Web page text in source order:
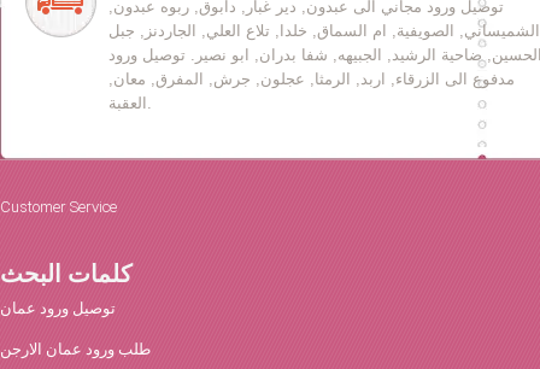
توصيل ورود مجاني الى عبدون, دير غبار, دابوق, ربوه عبدون,
الشميساني, الصويفية, ام السماق, خلدا, تلاع العلي, الجاردنز, جبل
ضاحية الرشيد, الجبيهه, شفا بدران, ابو نصير. توصيل ورود
مدفوع الى الزرقاء, اربد, الرمثا, عجلون, جرش, المفرق, معان,
العقبة.
Customer Service
كلمات البحث
توصيل ورود عمان
طلب ورود عمان الارجن